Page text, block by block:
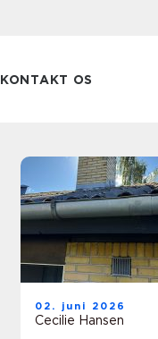
KONTAKT OS
02. juni 2026
Cecilie Hansen